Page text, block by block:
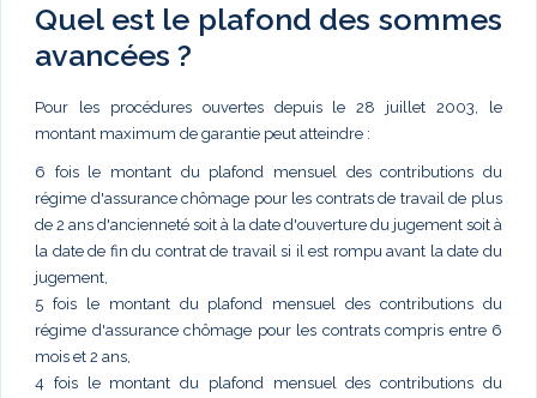
Quel est le plafond des sommes
avancées ?
Pour les procédures ouvertes depuis le 28 juillet 2003, le
montant maximum de garantie peut atteindre :
6 fois le montant du plafond mensuel des contributions du
régime d'assurance chômage pour les contrats de travail de plus
de 2 ans d'ancienneté soit à la date d'ouverture du jugement soit à
la date de fin du contrat de travail si il est rompu avant la date du
jugement,
5 fois le montant du plafond mensuel des contributions du
régime d'assurance chômage pour les contrats compris entre 6
mois et 2 ans,
4 fois le montant du plafond mensuel des contributions du